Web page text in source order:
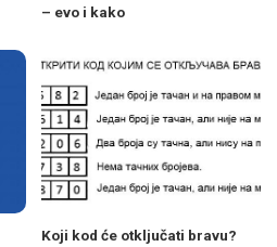
– evo i kako
Koji kod će otključati bravu?